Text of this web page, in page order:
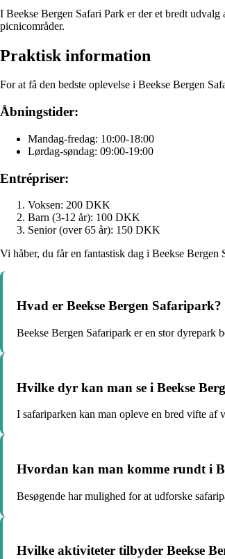
I Beekse Bergen Safari Park er der et bredt
picnicområder.
Praktisk information
For at få den bedste oplevelse i Beekse Bergen
Åbningstider:
Mandag-fredag: 10:00-18:00
Lørdag-søndag: 09:00-19:00
Entrépriser:
Voksen: 200 DKK
Barn (3-12 år): 100 DKK
Senior (over 65 år): 150 DKK
Vi håber, du får en fantastisk dag i Beekse
Hvad er Beekse Bergen Safaripark?
Beekse Bergen Safaripark er en stor dyrepark
Hvilke dyr kan man se i Beekse
I safariparken kan man opleve en bred vifte af
Hvordan kan man komme rundt i
Besøgende har mulighed for at udforske
Hvilke aktiviteter tilbyder Beekse